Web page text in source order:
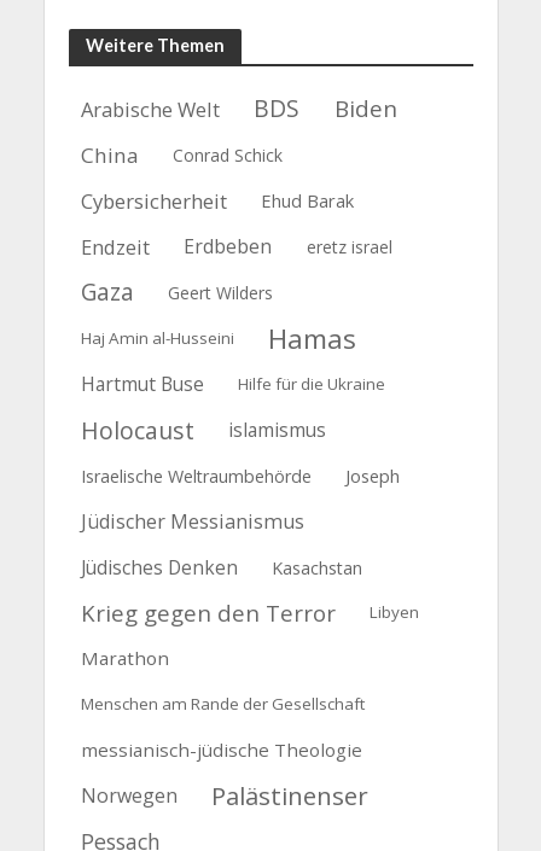
Weitere Themen
Arabische Welt BDS Biden
China Conrad Schick
Cybersicherheit Ehud Barak
Endzeit Erdbeben eretz israel
Gaza Geert Wilders
Haj Amin al-Husseini Hamas
Hartmut Buse Hilfe für die Ukraine
Holocaust islamismus
Israelische Weltraumbehörde Joseph
Jüdischer Messianismus
Jüdisches Denken
Kasachstan
Krieg gegen den Terror Libyen
Marathon
Menschen am Rande der Gesellschaft
messianisch-jüdische Theologie
Norwegen Palästinenser
Pessach